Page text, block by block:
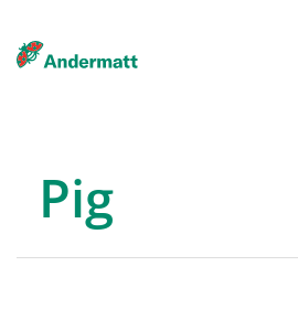
to
Pig